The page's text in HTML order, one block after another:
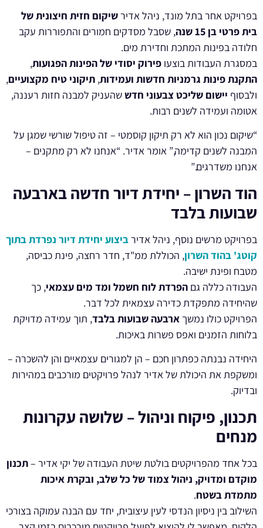
בפרויקט אחר בתל מונד, ניהל אדירשיקום חזית חיצונית של
בית פרטי בן 15 שנה
, שסבל מסדקים חמורים והתפוררות עקב
חלודה בפינות המתכת וחדירת מים.
במסגרת העבודות בוצעו פירוק יסודי של הפינות הפגועות,
התקנת פינות גרמניות חדשות ועמידות, תיקוני טיח מקצועיים,
ולבסוף יישום שליכט צבעוני חדששהעניק למבנה חזות רעננה,
אטומה ועמידה לשנים רבות.
“שיקום נכון הוא לא רק תיקון קוסמטי – זה טיפול שורשי שמגן על
המבנה לשנים קדימה,” אומר אדיר. “אנחנו לא רק מתקנים –
אנחנו משדרגים.”
הוד השרון – יחידת דיור חדשה בארבעה
שבועות בלבד
בפרויקט מרשים נוסף, ניהל אדירביצוע יחידת דיור נפרדת בתוך
קוטג' בהוד השרון, הכוללת ממ"ד, חדר רחצה, פינת כביסה,
מטבח ופינת ישיבה.
העבודה כללה גם הפרדת לוח חשמל ומד מים עצמאי, כך
שהיחידה מתפקדת כדירה עצמאית לכל דבר.
הפרויקט כולו נמשך ארבעה שבועות בלבד, תוך עמידה מדויקת
בלוחות הזמנים ואפס פשרות באיכות.
היחידה נבנתה כפתרון חכם – הן למגורים עצמאיים והן להשכרה –
ומשקפת את היכולת של אדיר לנהל פרויקטים מורכבים במהירות
ובדיוק.
תכנון, פיקוח וניהול – שלושה עקרונות
מנחים
בכל אחד מהפרויקטים בולטת שיטת העבודה של יקי אדיר –תכנון
מוקדם ומדויק, ניהול צמוד של כל שלב, ובקרת איכות
מתמדת בשטח.
השילוב בין ניסיון הנדסי לעין עיצובית, יחד עם הבנה עמוקה בצורכי